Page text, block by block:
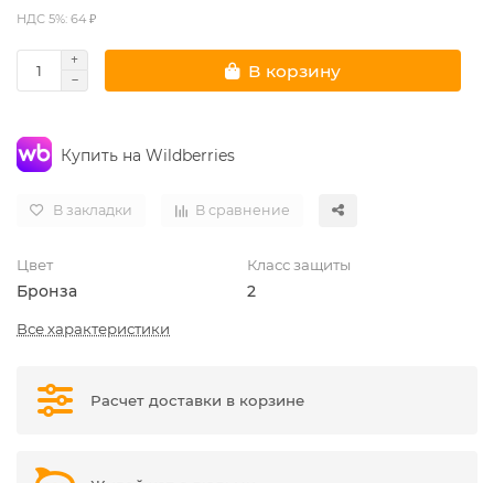
НДС 5%: 64 ₽
В корзину
Купить на Wildberries
В закладки В сравнение
Цвет
Бронза
Класс защиты
2
Все характеристики
Расчет доставки в корзине